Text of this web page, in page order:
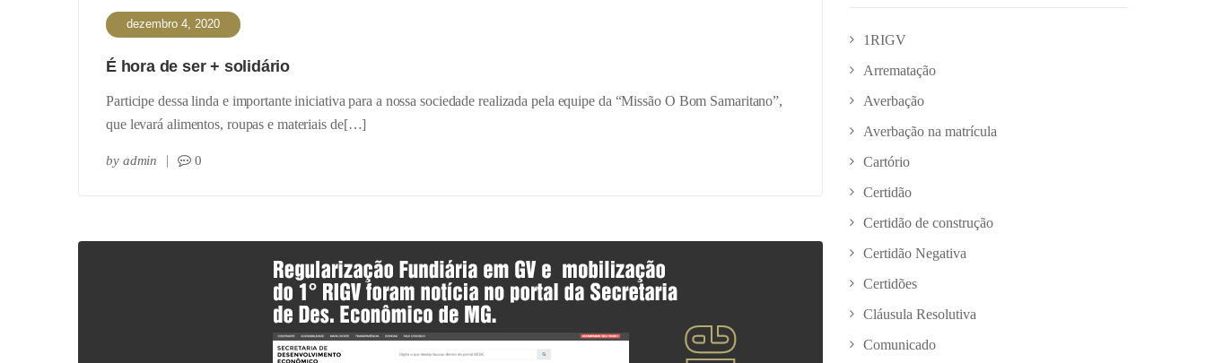
dezembro 4, 2020
É hora de ser + solidário
Participe dessa linda e importante iniciativa para a nossa sociedade realizada pela equipe da “Missão O Bom Samaritano”,
que levará alimentos, roupas e materiais de[…]
by admin 0
1RIGV
Arrematação
Averbação
Averbação na matrícula
Cartório
Certidão
Certidão de construção
Certidão Negativa
Certidões
Cláusula Resolutiva
Comunicado